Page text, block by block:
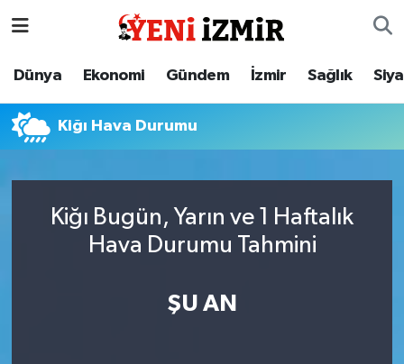
Dünya Ekonomi Gündem İzmir Sağlık
Kiğı Hava Durumu
Kiğı Bugün, Yarın ve 1 Haftalık
Hava Durumu Tahmini
ŞU AN
Dünya
İzmir
Sağlık
İzmir Nöbetçi Eczaneler
İzmir Trafik Yoğunluk Haritası
Süper Lig Puan Durumu ve Fikstür